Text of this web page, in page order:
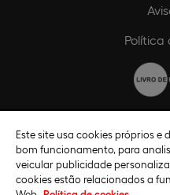
Política
Política
Canal de
Este site usa cookies próprios e
bom funcionamento, para
veicular publicidade
cookies estão relacionados a